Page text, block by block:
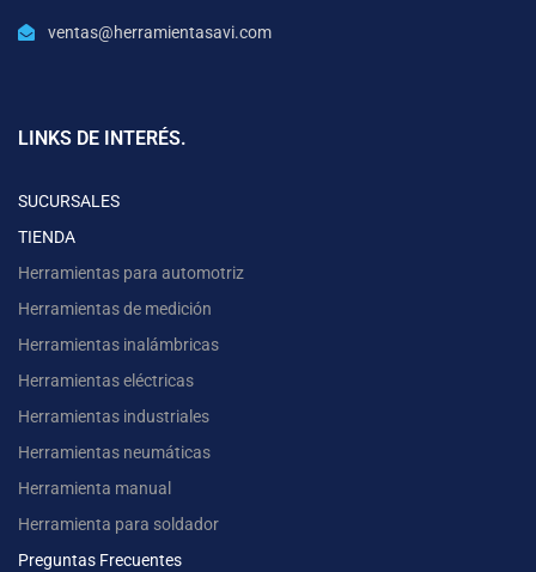
ventas@herramientasavi.com
LINKS DE INTERÉS.
SUCURSALES
TIENDA
Herramientas para automotriz
Herramientas de medición
Herramientas inalámbricas
Herramientas eléctricas
Herramientas industriales
Herramientas neumáticas
Herramienta manual
Herramienta para soldador
Preguntas Frecuentes